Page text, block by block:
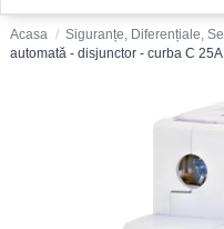
Acasa Siguranțe, Diferențiale,
automată - disjunctor - curba C